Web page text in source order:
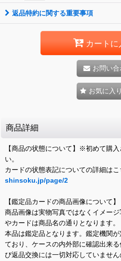
返品特約に関する重要事項
カートに
お問い合
お気に入
商品詳細
【商品の状態について】※初めて購
い。
カードの状態表記についての詳細はこ
shinsoku.jp/page/2
【鑑定品カードの商品画像について】
商品画像は実物写真ではなくイメー
やカードは商品名の通りとなります。
本品は鑑定品となります。鑑定機関
ており、ケースの内外部に確認出来
び返品交換には一切対応していませ